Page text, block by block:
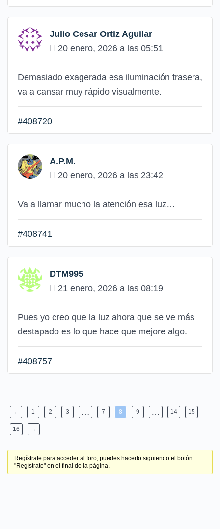
Julio Cesar Ortiz Aguilar
20 enero, 2026 a las 05:51
Demasiado exagerada esa iluminación trasera,
va a cansar muy rápido visualmente.
#408720
A.P.M.
20 enero, 2026 a las 23:42
Va a llamar mucho la atención esa luz…
#408741
DTM995
21 enero, 2026 a las 08:19
Pues yo creo que la luz ahora que se ve más
destapado es lo que hace que mejore algo.
#408757
← 1 2 3 … 7 8 9 … 14 15
16 →
Regístrate para acceder al foro, puedes hacerlo siguiendo el botón
"Regístrate" en el final de la página.